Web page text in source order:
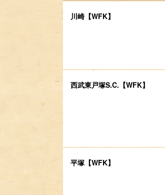
川崎【WFK】
西武東戸塚S.C.【WFK】
平塚【WFK】